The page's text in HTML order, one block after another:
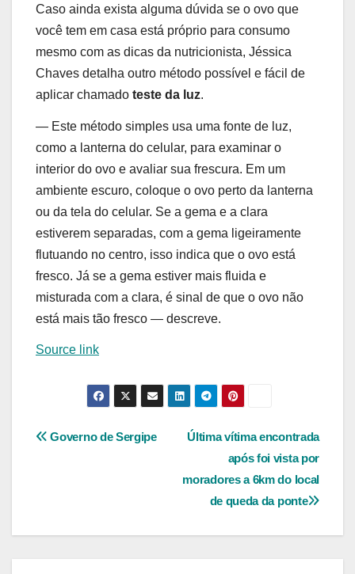
Caso ainda exista alguma dúvida se o ovo que
você tem em casa está próprio para consumo
mesmo com as dicas da nutricionista, Jéssica
Chaves detalha outro método possível e fácil de
aplicar chamado teste da luz.
— Este método simples usa uma fonte de luz,
como a lanterna do celular, para examinar o
interior do ovo e avaliar sua frescura. Em um
ambiente escuro, coloque o ovo perto da lanterna
ou da tela do celular. Se a gema e a clara
estiverem separadas, com a gema ligeiramente
flutuando no centro, isso indica que o ovo está
fresco. Já se a gema estiver mais fluida e
misturada com a clara, é sinal de que o ovo não
está mais tão fresco — descreve.
Source link
Navegação
Última vítima encontrada
após foi vista por
moradores a 6km do local
de queda da ponte
Governo de Sergipe